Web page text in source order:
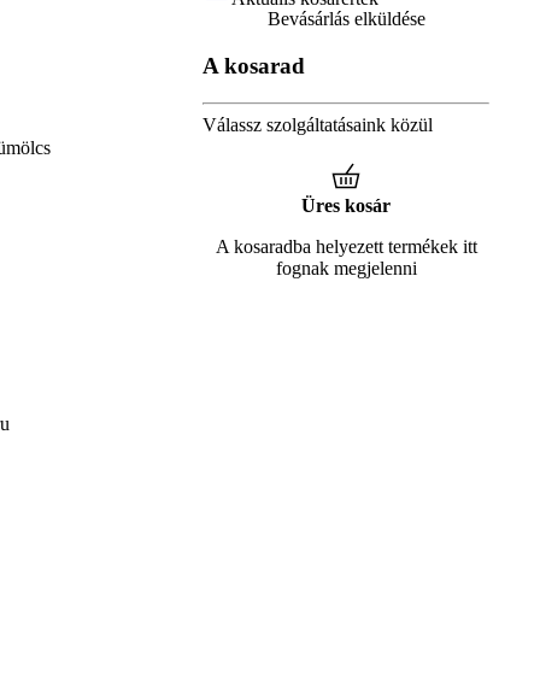
0 FtAktuális kosárérték
Bevásárlás elküldése
A kosarad
Válassz szolgáltatásaink közül
Üres kosár
A kosaradba helyezett termékek itt
fognak megjelenni